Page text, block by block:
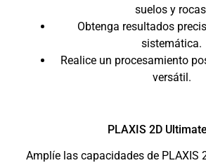
suelos y
Obtenga resultados
sistemática.
Realice un procesamiento
versátil.
PLAXIS 2D Ultimate
Amplíe las capacidades de PLAXIS